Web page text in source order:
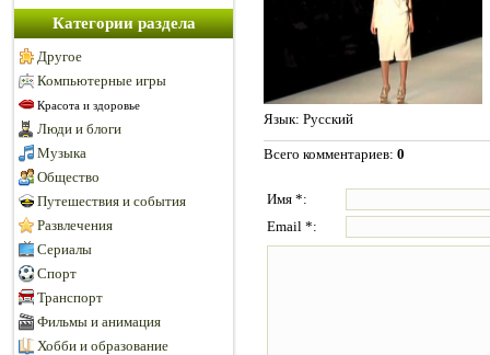
Категории раздела
Другое
Компьютерные игры
Красота и здоровье
Люди и блоги
Музыка
Общество
Путешествия и события
Развлечения
Сериалы
Спорт
Транспорт
Фильмы и анимация
Хобби и образование
Язык: Русский
Всего комментариев: 0
Имя *:
Email *: